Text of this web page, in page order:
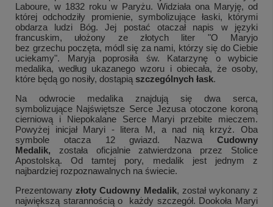
Laboure, w 1832 roku w Paryżu. Widziała ona Maryję, od
której odchodziły promienie, symbolizujące łaski, którymi
obdarza ludzi Bóg. Jej postać otaczał napis w języki
francuskim, ułożony ze złotych liter "O Maryjo
bez grzechu poczęta, módl się za nami, którzy się do Ciebie
uciekamy". Maryja poprosiła św. Katarzynę o wybicie
medalika, według ukazanego wzoru i obiecała, że osoby,
które będą go nosiły, dostąpią szczególnych łask.
Na odwrocie medalika znajdują się dwa serca,
symbolizujące Najświętsze Serce Jezusa otoczone koroną
cierniową i Niepokalane Serce
Maryi przebite mieczem.
Powyżej inicjał Maryi - litera M, a nad nią krzyż. Oba
symbole otacza 12 gwiazd. NazwaCudowny
Medalik,
została oficjalnie zatwierdzona przez Stolice
Apostolską. Od tamtej pory, medalik jest jednym z
najbardziej rozpoznawalnych na świecie.
Prezentowanyzłoty Cudowny Medalik, został wykonany z
największą starannością o każdy szczegół. Dookoła Maryi